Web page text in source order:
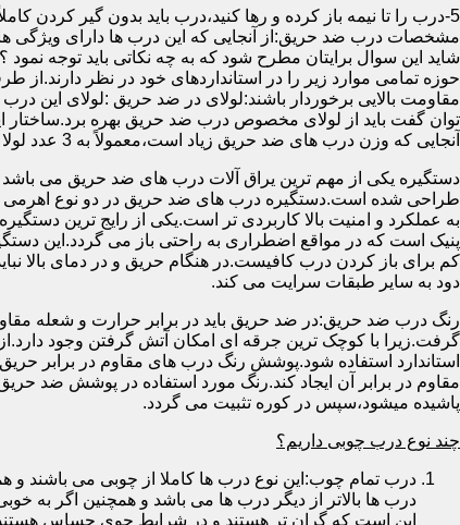
5-درب را تا نیمه باز کرده و رها کنید،درب باید بدون گیر کردن کاملاً بسته شود.
مشخصات درب ضد حریق:از آنجایی که این درب ها دارای ویژگی
شاید این سوال برایتان مطرح شود که به چه نکاتی باید توجه
حوزه تمامی موارد زیر را در استانداردهای خود در نظر
توان گفت باید از لولای مخصوص درب ضد حریق بهره برد.ساختار
آنجایی که وزن درب های ضد حریق زیاد است،معمولاً به 3 عدد لولا نیاز دارند.در حالیکه درب های معمولی با وزن پایین دارای 2 عدد لولا هستند.
دستگیره یکی از مهم ترین یراق آلات درب های ضد حریق می باشد
طراحی شده است.دستگیره درب های ضد حریق در دو نوع اهرمی
به عملکرد و امنیت بالا کاربردی تر است.یکی از رایج ترین
پنیک است که در مواقع اضطراری به راحتی باز می گردد.این
کم برای باز کردن درب کافیست.در هنگام حریق و در دمای بالا
دود به سایر طبقات سرایت می کند.
رنگ درب ضد حریق:در ضد حریق باید در برابر حرارت و شعله
گرفت.زیرا با کوچک ترین جرقه ای امکان آتش گرفتن وجود
استاندارد استفاده شود.پوشش رنگ درب های مقاوم در برابر
مقاوم در برابر آن ایجاد کند.رنگ مورد استفاده در پوشش ضد
پاشیده میشود،سپس در کوره تثبیت می گردد.
چند نوع درب چوبی داریم؟
درب تمام چوب:این نوع درب ها کاملا از چوبی می
درب ها بالاتر از دیگر درب ها می باشد و همچنین اگر به
این است که گران تر هستند و در شرایط جوی حساس